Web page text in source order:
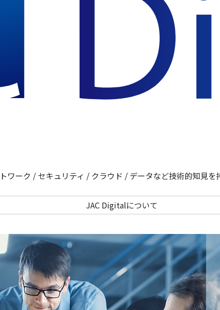
ク / セキュリティ / クラウド / データなど技術的知
JAC Digitalについて